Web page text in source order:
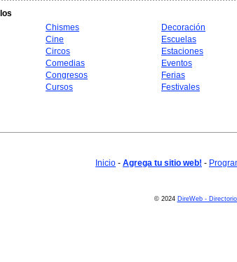
Chismes
Cine
Circos
Comedias
Congresos
Cursos
Decoración
Escuelas
Estaciones
Eventos
Ferias
Festivales
Inicio - Agrega tu sitio web! -
© 2024 DireWeb -